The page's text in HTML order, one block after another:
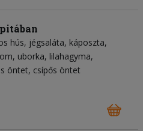
hús jégsaláta káposzta
uborka lilahagyma
öntet csípős öntet